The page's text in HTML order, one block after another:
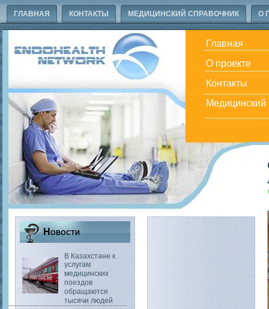
ГЛАВНАЯ КОНТАКТЫ МЕДИЦИНСКИЙ СПРАВОЧНИК О
Главная
О проекте
Контакты
Медицинский
Новости
В Казахстане к
услугам
медицинских
поездов
обращаются
тысячи людей